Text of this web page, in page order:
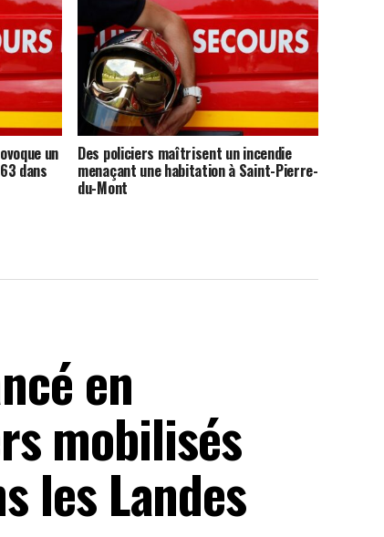
un
dans
Des policiers maîtrisent un incendie
menaçant une habitation à Saint-Pierre-
du-Mont
en
mobilisés
les Landes